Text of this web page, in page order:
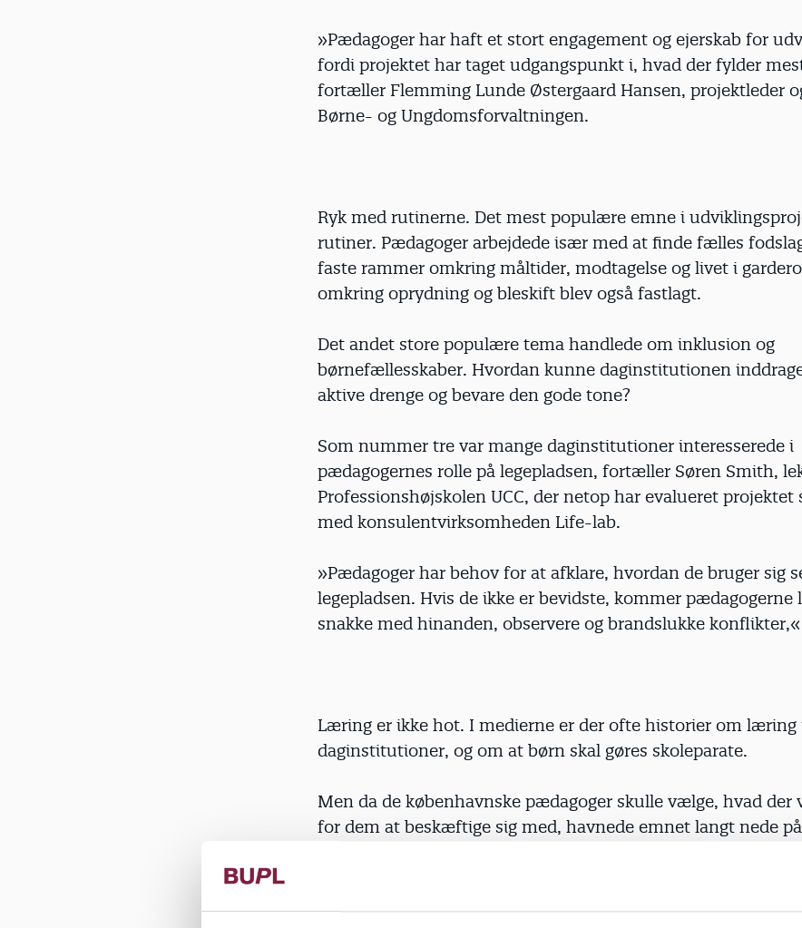
»Pædagoger har haft et stort engagement og ejerskab for
fordi projektet har taget udgangspunkt i, hvad der fylder
fortæller Flemming Lunde Østergaard Hansen, projektleder
Børne- og Ungdomsforvaltningen.
Ryk med rutinerne. Det mest populære emne i
rutiner. Pædagoger arbejdede især med at finde fælles
faste rammer omkring måltider, modtagelse og livet i
omkring oprydning og bleskift blev også fastlagt.
Det andet store populære tema handlede om inklusion og
børnefællesskaber. Hvordan kunne daginstitutionen
aktive drenge og bevare den gode tone?
Som nummer tre var mange daginstitutioner interesserede i
pædagogernes rolle på legepladsen, fortæller Søren Smith,
Professionshøjskolen UCC, der netop har evalueret projektet
med konsulentvirksomheden Life-lab.
»Pædagoger har behov for at afklare, hvordan de bruger sig
legepladsen. Hvis de ikke er bevidste, kommer pædagogerne
snakke med hinanden, observere og brandslukke
Læring er ikke hot. I medierne er der ofte historier om læring
daginstitutioner, og om at børn skal gøres skoleparate.
Men da de københavnske pædagoger skulle vælge, hvad der
for dem at beskæftige sig med, havnede emnet langt nede